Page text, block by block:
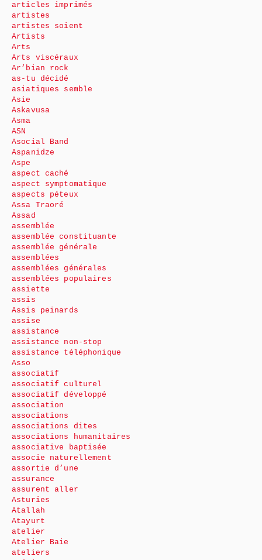
articles imprimés
artistes
artistes soient
Artists
Arts
Arts viscéraux
Ar’bian rock
as-tu décidé
asiatiques semble
Asie
Askavusa
Asma
ASN
Asocial Band
Aspanidze
Aspe
aspect caché
aspect symptomatique
aspects péteux
Assa Traoré
Assad
assemblée
assemblée constituante
assemblée générale
assemblées
assemblées générales
assemblées populaires
assiette
assis
Assis peinards
assise
assistance
assistance non-stop
assistance téléphonique
Asso
associatif
associatif culturel
associatif développé
association
associations
associations dites
associations humanitaires
associative baptisée
associe naturellement
assortie d’une
assurance
assurent aller
Asturies
Atallah
Atayurt
atelier
Atelier Baie
ateliers